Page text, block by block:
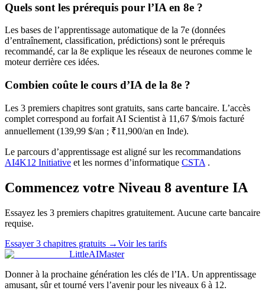
Quels sont les prérequis pour l’IA en 8e ?
Les bases de l’apprentissage automatique de la 7e (données
d’entraînement, classification, prédictions) sont le prérequis
recommandé, car la 8e explique les réseaux de neurones comme le
moteur derrière ces idées.
Combien coûte le cours d’IA de la 8e ?
Les 3 premiers chapitres sont gratuits, sans carte bancaire. L’accès
complet correspond au forfait AI Scientist à 11,67 $/mois facturé
annuellement (139,99 $/an ; ₹11,900/an en Inde).
Le parcours d’apprentissage est aligné sur les recommandations
AI4K12 Initiative et les normes d’informatique CSTA .
Commencez votre Niveau 8 aventure IA
Essayez les 3 premiers chapitres gratuitement. Aucune carte bancaire
requise.
Essayer 3 chapitres gratuits →Voir les tarifs
LittleAIMaster
Donner à la prochaine génération les clés de l’IA. Un apprentissage
amusant, sûr et tourné vers l’avenir pour les niveaux 6 à 12.